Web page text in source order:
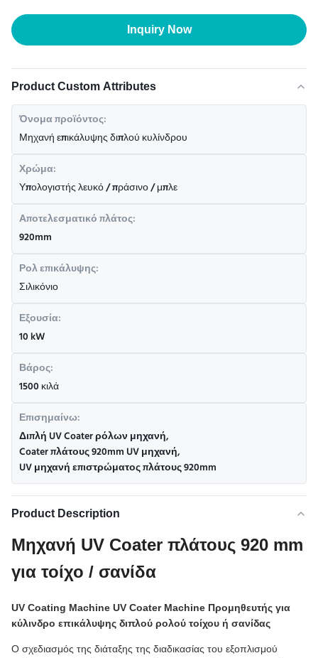
Inquiry Now
Product Custom Attributes
Όνομα προϊόντος:
Μηχανή επικάλυψης διπλού κυλίνδρου
Χρώμα:
Υπολογιστής λευκό / πράσινο / μπλε
Αποτελεσματικό πλάτος:
920mm
Ρολ επικάλυψης:
Σιλικόνιο
Εξουσία:
10 kW
Βάρος:
1500 κιλά
Επισημαίνω:
Διπλή UV Coater ρόλων μηχανή,
Coater πλάτους 920mm UV μηχανή,
UV μηχανή επιστρώματος πλάτους 920mm
Product Description
Μηχανή UV Coater πλάτους 920 mm
για τοίχο / σανίδα
UV Coating Machine UV Coater Machine Προμηθευτής για
κύλινδρο επικάλυψης διπλού ρολού τοίχου ή σανίδας
Ο σχεδιασμός της διάταξης της διαδικασίας του εξοπλισμού